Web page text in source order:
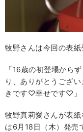
牧野さんは今回の表紙
「16歳の初登場から
り、ありがとうござ
きです♡幸せです♡」
牧野真莉愛さんが表
は6月18日（木）発売